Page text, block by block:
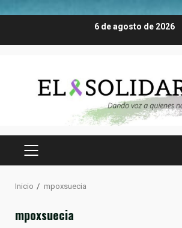
6 de agosto de 2026
MENÚ
Inicio mpoxsuecia
mpoxsuecia